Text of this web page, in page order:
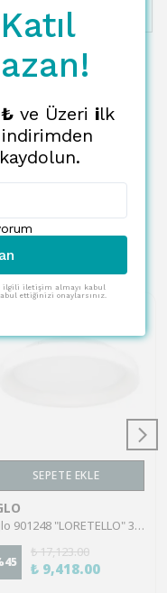
221.27 TL
SEPETE EKLE
Eglo 901248 "LORETELLO" 35 Cm Çapında Plastik, Çelik Beyaz Duvar Tavan Armatürü
45
₺ 17,123.00
₺ 9,418.00
ve Üzeri ilk
indirimden
ilgili iletişim almayı kabul
ettiğinizi onaylarsınız.